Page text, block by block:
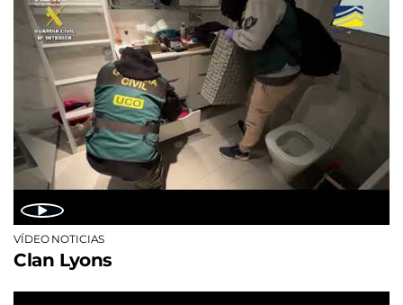
VÍDEO NOTICIAS
Clan Lyons